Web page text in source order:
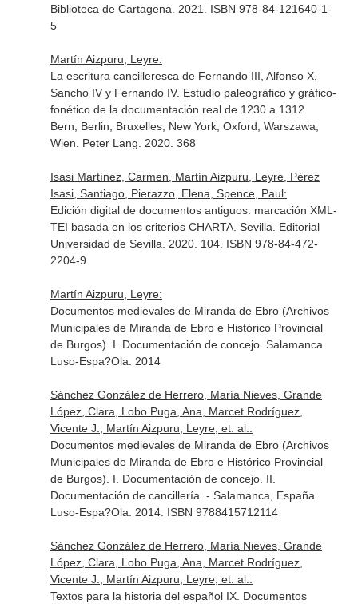
Biblioteca de Cartagena. 2021. ISBN 978-84-121640-1-
5
Martín Aizpuru, Leyre:
La escritura cancilleresca de Fernando III, Alfonso X,
Sancho IV y Fernando IV. Estudio paleográfico y gráfico-
fonético de la documentación real de 1230 a 1312.
Bern, Berlin, Bruxelles, New York, Oxford, Warszawa,
Wien. Peter Lang. 2020. 368
Isasi Martínez, Carmen, Martín Aizpuru, Leyre, Pérez
Isasi, Santiago, Pierazzo, Elena, Spence, Paul:
Edición digital de documentos antiguos: marcación XML-
TEI basada en los criterios CHARTA. Sevilla. Editorial
Universidad de Sevilla. 2020. 104. ISBN 978-84-472-
2204-9
Martín Aizpuru, Leyre:
Documentos medievales de Miranda de Ebro (Archivos
Municipales de Miranda de Ebro e Histórico Provincial
de Burgos). I. Documentación de concejo. Salamanca.
Luso-Espa?Ola. 2014
Sánchez González de Herrero, María Nieves, Grande
López, Clara, Lobo Puga, Ana, Marcet Rodríguez,
Vicente J., Martín Aizpuru, Leyre, et. al.:
Documentos medievales de Miranda de Ebro (Archivos
Municipales de Miranda de Ebro e Histórico Provincial
de Burgos). I. Documentación de concejo. II.
Documentación de cancillería. - Salamanca, España.
Luso-Espa?Ola. 2014. ISBN 9788415712114
Sánchez González de Herrero, María Nieves, Grande
López, Clara, Lobo Puga, Ana, Marcet Rodríguez,
Vicente J., Martín Aizpuru, Leyre, et. al.:
Textos para la historia del español IX. Documentos